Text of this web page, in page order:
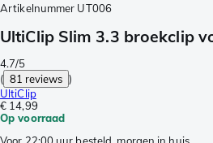
Artikelnummer UT006
UltiClip Slim 3.3 broekclip
4.7/5
( 81 reviews )
UltiClip
€ 14,99
Op voorraad